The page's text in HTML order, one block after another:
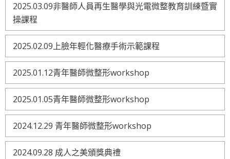
2025.03.09非醫師人員再生醫學與光電微整教育訓練暨實
操課程
2025.02.09上臉年輕化醫療手術示範課程
2025.01.12青年醫師微整形workshop
2025.01.05青年醫師微整形workshop
2024.12.29 青年醫師微整形workshop
2024.09.28 成人之美頒獎典禮